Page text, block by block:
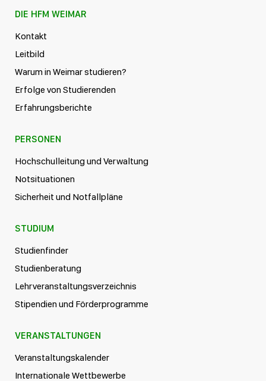
DIE HFM WEIMAR
Kontakt
Leitbild
Warum in Weimar studieren?
Erfolge von Studierenden
Erfahrungsberichte
PERSONEN
Hochschulleitung und Verwaltung
Notsituationen
Sicherheit und Notfallpläne
STUDIUM
Studienfinder
Studienberatung
Lehrveranstaltungsverzeichnis
Stipendien und Förderprogramme
VERANSTALTUNGEN
Veranstaltungskalender
Internationale Wettbewerbe